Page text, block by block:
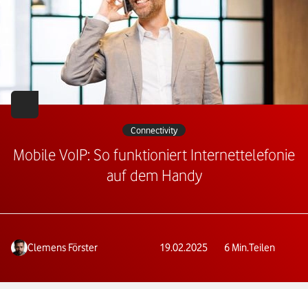
Connectivity
Mobile VoIP: So funktioniert Internettelefonie
auf dem Handy
Clemens Förster 19.02.2025 6 Min.Teilen